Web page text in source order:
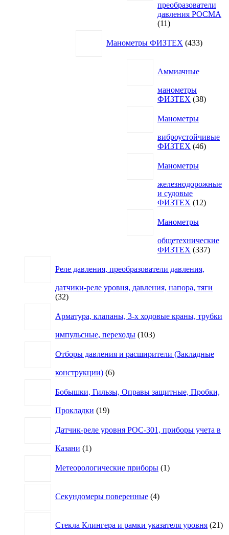
преобразователи
давления РОСМА
1111
Манометры ФИЗТЕХ 433товара
Аммиачные
манометры
ФИЗТЕХ 3838
Манометры
виброустойчивые
ФИЗТЕХ 4646
Манометры
железнодорожные
и судовые
ФИЗТЕХ
1212
Манометры
общетехнические
ФИЗТЕХ 337337
Реле давления, преобразователи давления,
датчики-реле уровня, давления, напора, тяги
3232
Арматура, клапаны, 3-х ходовые краны, трубки
импульсные, переходы 103103
Отборы давления и расширители (Закладные
конструкции) 66
Бобышки, Гильзы, Оправы защитные, Пробки,
Прокладки 1919
Датчик-реле уровня РОС-301, приборы учета в
Казани 11
Метеорологические приборы 1товар
Секундомеры поверенные 4товара
Стекла Клингера и рамки указателя уровня 21